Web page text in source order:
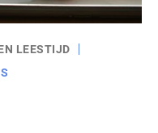
LEESTIJD